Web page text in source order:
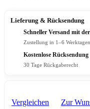
Lieferung & Rücksendung
Schneller Versand mit
Zustellung in 1–6 Werktagen
Kostenlose Rücksendung
30 Tage Rückgaberecht
Vergleichen Zur